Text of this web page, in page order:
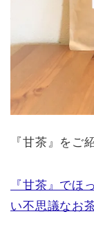
『甘茶』をご
『甘茶』でほ
い不思議なお